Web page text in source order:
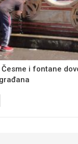
Česme i fontane